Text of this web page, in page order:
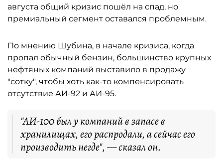
августа общий кризис пошёл на спад, но
премиальный сегмент оставался проблемным.
По мнению Шубина, в начале кризиса, когда
пропал обычный бензин, большинство крупных
нефтяных компаний выставило в продажу
"сотку", чтобы хоть как-то компенсировать
отсутствие АИ-92 и АИ-95.
"АИ-100 был у компаний в запасе в
хранилищах, его распродали, а сейчас его
производить негде", — сказал он.